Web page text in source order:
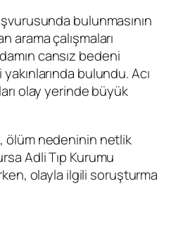
bulunmasının
arama çalışmaları
cansız bedeni
bulundu. Acı
olay yerinde büyük
ölüm nedeninin netlik
Adli Tıp Kurumu
olayla ilgili soruşturma